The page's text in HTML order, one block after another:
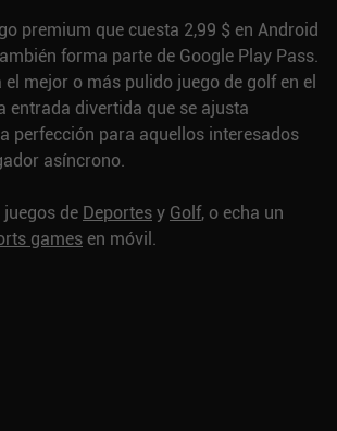
premium que cuesta 2,99 $ en Android
forma parte de Google Play Pass.
el mejor o más pulido juego de golf en el
entrada divertida que se ajusta
perfección para aquellos interesados
asíncrono.
de Deportesy Golf, o echa un
games en móvil.